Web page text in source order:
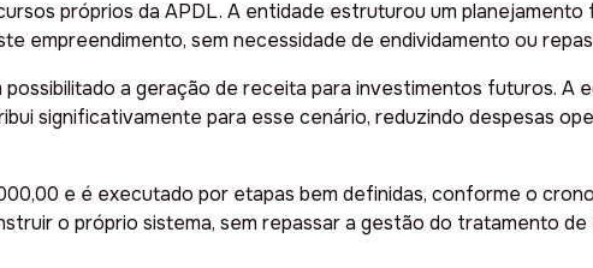
próprios da APDL. A entidade estruturou um
empreendimento, sem necessidade de endividamento ou
a geração de receita para investimentos futuros. A
significativamente para esse cenário, reduzindo despesas
e é executado por etapas bem definidas, conforme o
o próprio sistema, sem repassar a gestão do tratamento